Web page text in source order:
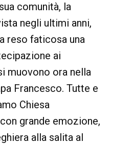
comunità, la
negli ultimi anni,
reso faticosa una
ai
muovono ora nella
Francesco. Tutte e
Chiesa
grande emozione,
alla salita al